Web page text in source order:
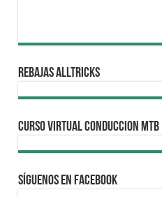
REBAJAS ALLTRICKS
CURSO VIRTUAL CONDUCCION MTB
Síguenos en Facebook